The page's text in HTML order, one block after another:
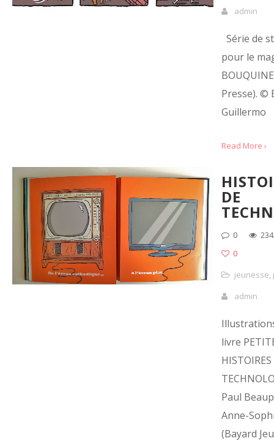
admin
Série de
pour le
Presse). ©
Guillermo
Read More ›
DE
0
0
jeunesse,
admin
livre
HISTOIRES
Paul
Anne-
(Bayard